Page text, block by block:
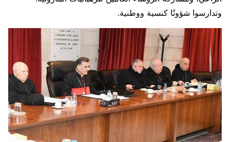
وتدارسوا شؤونًا كنسية ووطنية.